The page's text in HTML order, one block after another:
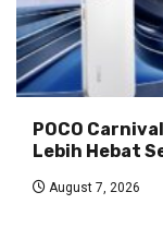
POCO
Lebih Hebat
August 7, 2026